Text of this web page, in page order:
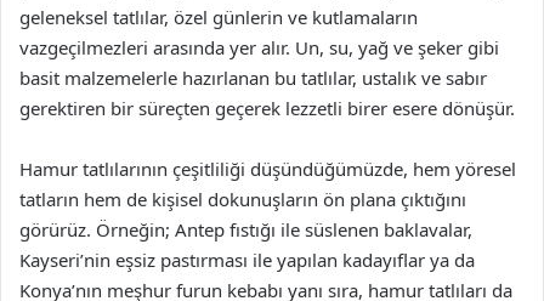
geleneksel tatlılar, özel günlerin ve kutlamaların
vazgeçilmezleri arasında yer alır. Un, su, yağ ve şeker gibi
basit malzemelerle hazırlanan bu tatlılar, ustalık ve sabır
gerektiren bir süreçten geçerek lezzetli birer esere dönüşür.
Hamur tatlılarının çeşitliliği düşündüğümüzde, hem yöresel
tatların hem de kişisel dokunuşların ön plana çıktığını
görürüz. Örneğin; Antep fıstığı ile süslenen baklavalar,
Kayseri’nin eşsiz pastırması ile yapılan kadayıflar ya da
Konya’nın meşhur furun kebabı yanı sıra, hamur tatlıları da